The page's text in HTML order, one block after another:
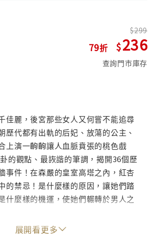
79
299
236
查詢門市庫存
佳麗，後宮那些女人又何嘗不能追尋
歷代都有出軌的后妃、放蕩的公主、
上演一齣齣讓人血脈賁張的桃色戲
的觀點、最詼諧的筆調，揭開36個歷
事件！在森嚴的皇室高塔之內，紅杏
的禁忌！是什麼樣的原因，讓她們踏
什麼樣的機運，使她們輾轉於男人之
展開看更多